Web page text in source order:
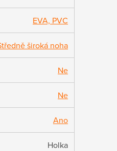
EVA, PVC
široká noha
Ne
Ne
Ano
Holka